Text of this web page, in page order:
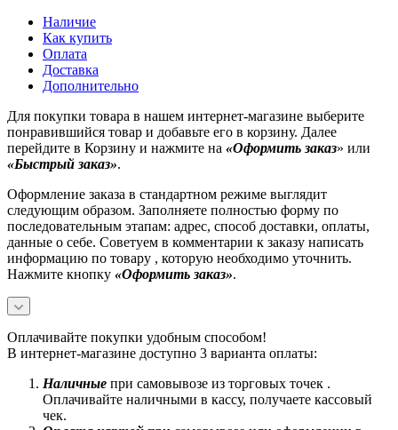
Наличие
Как купить
Оплата
Доставка
Дополнительно
Для покупки товара в нашем интернет-магазине выберите
понравившийся товар и добавьте его в корзину. Далее
перейдите в Корзину и нажмите на «Оформить заказ» или
«Быстрый заказ».
Оформление заказа в стандартном режиме выглядит
следующим образом. Заполняете полностью форму по
последовательным этапам: адрес, способ доставки, оплаты,
данные о себе. Советуем в комментарии к заказу написать
информацию по товару , которую необходимо уточнить.
Нажмите кнопку «Оформить заказ».
Оплачивайте покупки удобным способом!
В интернет-магазине доступно 3 варианта оплаты:
Наличные при самовывозе из торговых точек .
Оплачивайте наличными в кассу, получаете кассовый
чек.